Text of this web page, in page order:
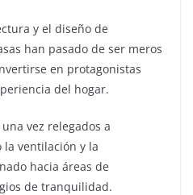
y el diseño de
han pasado de ser meros
en protagonistas
del hogar.
vez relegados a
la ventilación y la
hacia áreas de
de tranquilidad.